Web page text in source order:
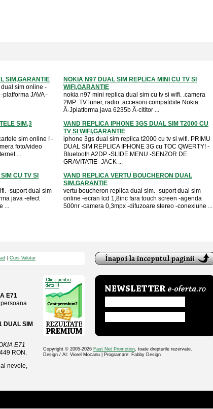
SIM,GARANTIE
sim online -
JAVA -
NOKIA N97 DUAL SIM REPLICA MINI CU TV SI
WIFI,GARANTIE
nokia n97 mini replica dual sim cu tv si wifi. .camera
2MP .TV tuner, radio .accesorii compatibile Nokia.
Â·Jplatforma java 6235b Â·cititor ...
SIM,3
sim online ! -
foto/video
...
VAND REPLICA IPHONE 3GS DUAL SIM T2000 CU
TV SI WIFI,GARANTIE
iphone 3gs dual sim replica t2000 cu tv si wifi. PRIMU
DUAL SIM REPLICA IPHONE 3G cu TOC QWERTY! -
Bluetooth A2DP -SLIDE MENU -SENZOR DE
GRAVITATIE -JACK ...
CU TV SI
-suport dual sim
java -efect
...
VAND REPLICA VERTU BOUCHERON DUAL
SIM,GARANTIE
vertu boucheron replica dual sim. -suport dual sim
online -ecran lcd 1,8inc fara touch screen -agenda
500nr -camera 0,3mpx -difuzoare stereo -conexiune ...
Curs Valutar
E71
DUAL SIM
E71
RON.
nevoie,
Copyright © 2005-2026 Fast Net Promotion, toate drepturile rezervate.
Design / AI: Viorel Mocanu | Programare: Fabby Design